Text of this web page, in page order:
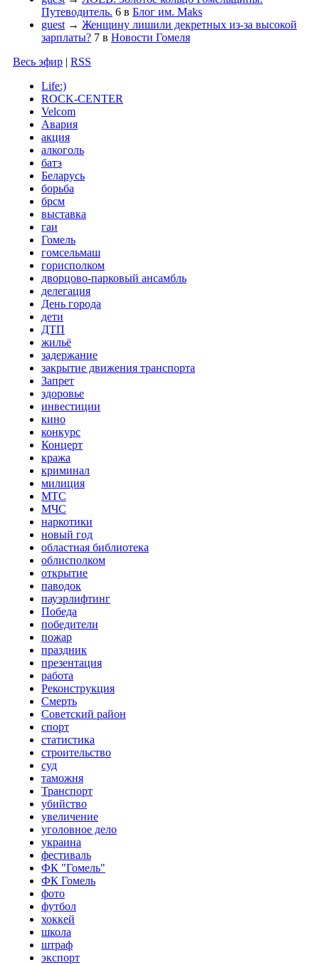
Путеводитель. 6 в Блог им. Maks
guest → Женщину лишили декретных из-за высокой
зарплаты? 7 в Новости Гомеля
Весь эфир | RSS
Life:)
ROCK-CENTER
Velcom
Авария
акция
алкоголь
батэ
Беларусь
борьба
брсм
выставка
гаи
Гомель
гомсельмаш
горисполком
дворцово-парковый ансамбль
делегация
День города
дети
ДТП
жильё
задержание
закрытие движения транспорта
Запрет
здоровье
инвестиции
кино
конкурс
Концерт
кража
криминал
милиция
МТС
МЧС
наркотики
новый год
областная библиотека
облисполком
открытие
паводок
пауэрлифтинг
Победа
победители
пожар
праздник
презентация
работа
Реконструкция
Смерть
Советский район
спорт
статистика
строительство
суд
таможня
Транспорт
убийство
увеличение
уголовное дело
украина
фестиваль
ФК "Гомель"
ФК Гомель
фото
футбол
хоккей
школа
штраф
экспорт